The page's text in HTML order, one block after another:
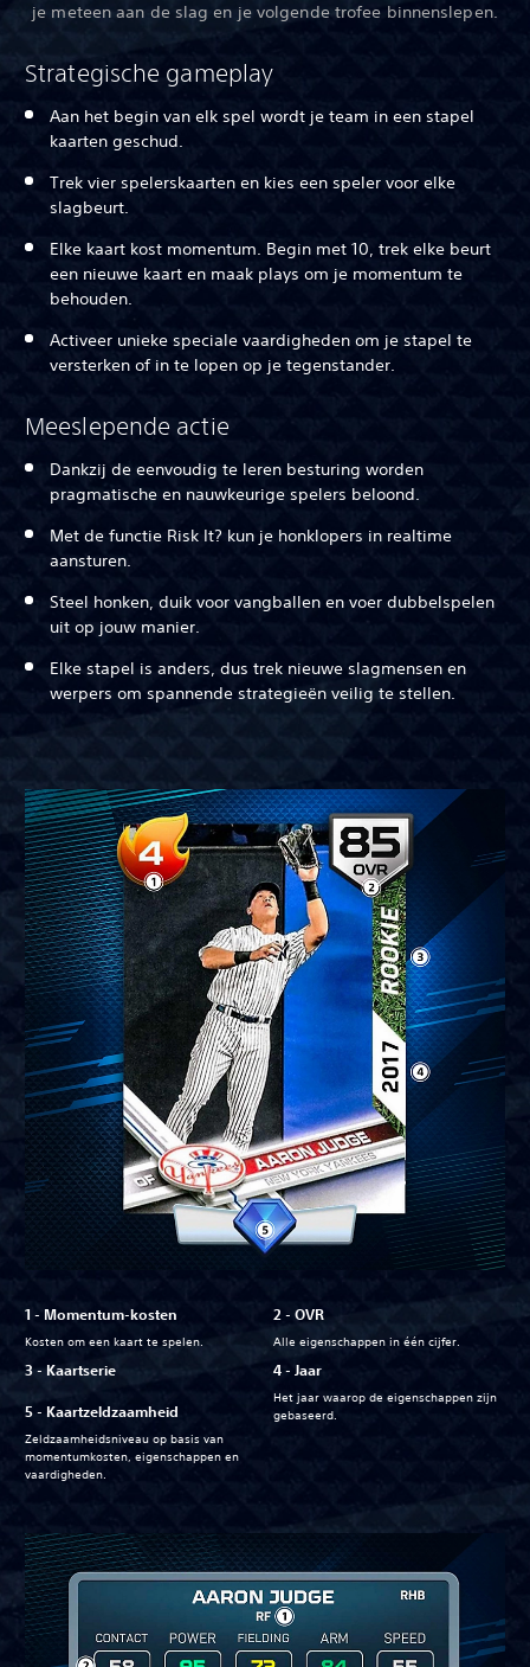
je meteen aan de slag en je volgende trofee binnenslepen.
Strategische gameplay
Aan het begin van elk spel wordt je team in een stapel
kaarten geschud.
Trek vier spelerskaarten en kies een speler voor elke
slagbeurt.
Elke kaart kost momentum. Begin met 10, trek elke beurt
een nieuwe kaart en maak plays om je momentum te
behouden.
Activeer unieke speciale vaardigheden om je stapel te
versterken of in te lopen op je tegenstander.
Meeslepende actie
Dankzij de eenvoudig te leren besturing worden
pragmatische en nauwkeurige spelers beloond.
Met de functie Risk It? kun je honklopers in realtime
aansturen.
Steel honken, duik voor vangballen en voer dubbelspelen
uit op jouw manier.
Elke stapel is anders, dus trek nieuwe slagmensen en
werpers om spannende strategieën veilig te stellen.
‎1 - Momentum-kosten
Kosten om een kaart te spelen.
‎3 -‏ Kaartserie
‎5 -‏ Kaartzeldzaamheid
Zeldzaamheidsniveau op basis van
momentumkosten, eigenschappen en
vaardigheden.
‎2 - OVR
Alle eigenschappen in één cijfer.
‎4 - Jaar
Het jaar waarop de eigenschappen zijn
gebaseerd.